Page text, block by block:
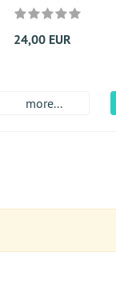
24,00 EUR
more...